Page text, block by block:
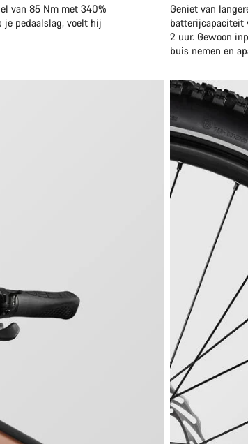
van 85 Nm met 340%
je pedaalslag, voelt hij
Geniet van
batterijcapaciteit
2 uur. Gewoon
buis nemen en